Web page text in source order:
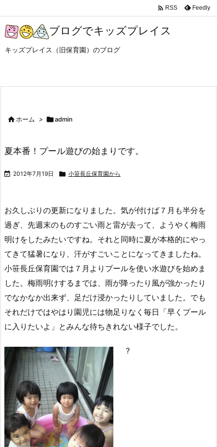
 RSS Feedly
ブログでキッズプレイス
キッズプレイス（旧保育園）のブログ
ホーム > admin
夏本番！プール遊びの始まりです。
 2012年7月19日  小笹長丘保育園から
お久しぶりの更新になりました。気が付けば７月も半分を
過ぎ、先週末のものすごい雨と雷が去って、ようやく梅雨
明けをしたみたいですね。それと同時に夏が本格的にやっ
てきて猛暑になり、汗がすごいことになってきましたね。
小笹長丘保育園では７月よりプールを使い水遊びを始めま
した。梅雨明けするまでは、雨が降ったり風が強かったり
でなかなか出来ず、足だけ浸かったりしていました。でも
それだけではやはり園児には物足りなく毎日「早くプール
に入りたいよ」とみんな待ちきれない様子でした。
?